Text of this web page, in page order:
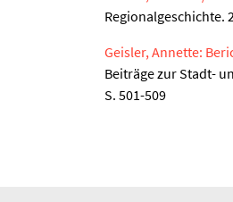
Regionalgeschichte.
Geisler, Annette:
Beiträge zur Stadt-
S. 501-509